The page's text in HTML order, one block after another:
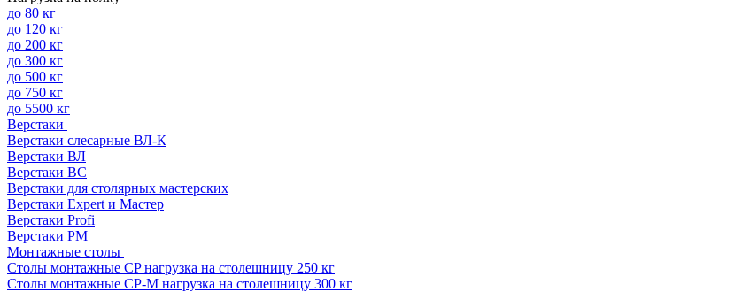
до 80 кг
до 120 кг
до 200 кг
до 300 кг
до 500 кг
до 750 кг
до 5500 кг
Верстаки
Верстаки слесарные ВЛ-К
Верстаки ВЛ
Верстаки ВС
Верстаки для столярных мастерских
Верстаки Expert и Мастер
Верстаки Profi
Верстаки РМ
Монтажные столы
Столы монтажные СP нагрузка на столешницу 250 кг
Столы монтажные СР-М нагрузка на столешницу 300 кг